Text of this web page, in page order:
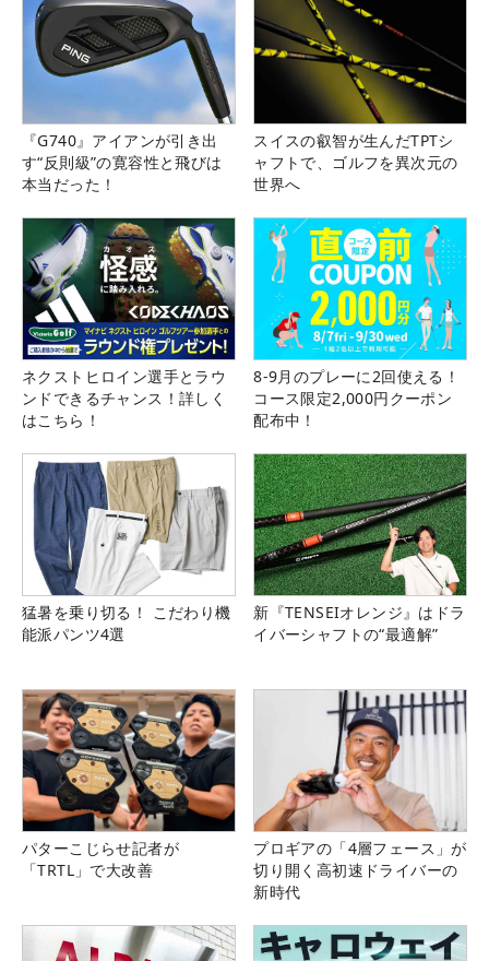
『G740』アイアンが引き出
す“反則級”の寛容性と飛びは
本当だった！
スイスの叡智が生んだTPTシ
ャフトで、ゴルフを異次元の
世界へ
ネクストヒロイン選手とラウ
ンドできるチャンス！詳しく
はこちら！
8-9月のプレーに2回使える！
コース限定2,000円クーポン
配布中！
猛暑を乗り切る！ こだわり機
能派パンツ4選
新『TENSEIオレンジ』はドラ
イバーシャフトの“最適解”
パターこじらせ記者が
「TRTL」で大改善
プロギアの「4層フェース」が
切り開く高初速ドライバーの
新時代